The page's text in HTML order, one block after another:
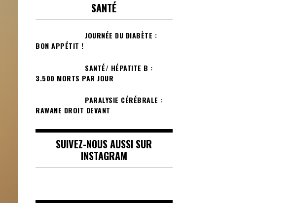
SANTÉ
JOURNÉE DU DIABÈTE :
BON APPÉTIT !
SANTÉ/ HÉPATITE B :
3.500 MORTS PAR JOUR
PARALYSIE CÉRÉBRALE :
RAWANE DROIT DEVANT
SUIVEZ-NOUS AUSSI SUR
INSTAGRAM